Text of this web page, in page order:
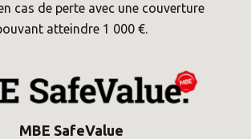
cas de perte avec une couverture
atteindre 1 000 €.
MBE SafeValue